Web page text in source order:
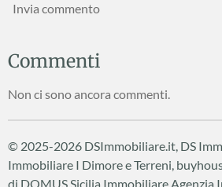
Invia commento
Commenti
Non ci sono ancora commenti.
© 2025-2026 DSImmobiliare.it, DS
Immobiliare I Dimore e Terreni,
di DOMUS Sicilia Immobiliare Agenzia